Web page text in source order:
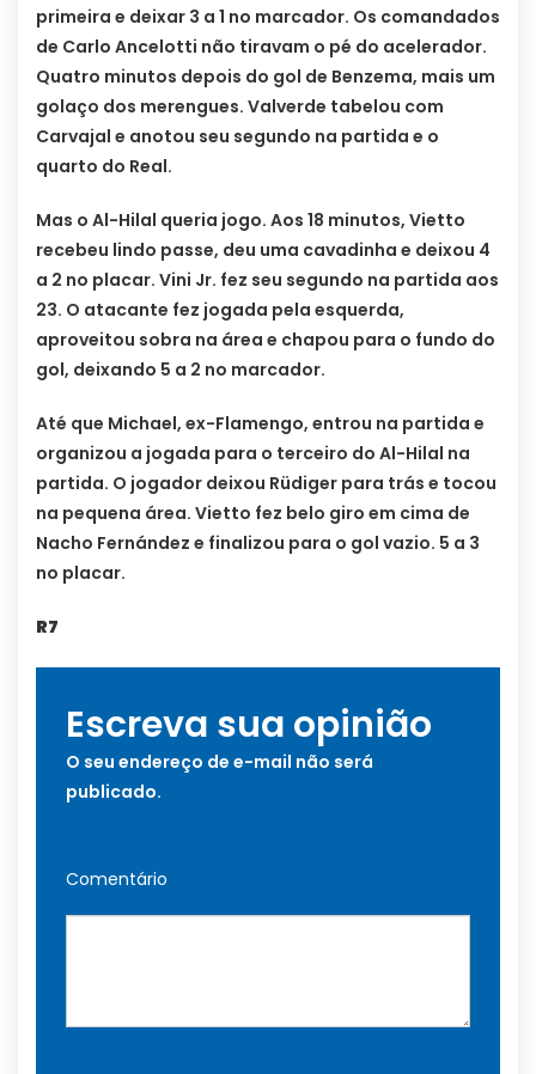
primeira e deixar 3 a 1 no marcador. Os comandados
de Carlo Ancelotti não tiravam o pé do acelerador.
Quatro minutos depois do gol de Benzema, mais um
golaço dos merengues. Valverde tabelou com
Carvajal e anotou seu segundo na partida e o
quarto do Real.
Mas o Al-Hilal queria jogo. Aos 18 minutos, Vietto
recebeu lindo passe, deu uma cavadinha e deixou 4
a 2 no placar. Vini Jr. fez seu segundo na partida aos
23. O atacante fez jogada pela esquerda,
aproveitou sobra na área e chapou para o fundo do
gol, deixando 5 a 2 no marcador.
Até que Michael, ex-Flamengo, entrou na partida e
organizou a jogada para o terceiro do Al-Hilal na
partida. O jogador deixou Rüdiger para trás e tocou
na pequena área. Vietto fez belo giro em cima de
Nacho Fernández e finalizou para o gol vazio. 5 a 3
no placar.
R7
Escreva sua opinião
O seu endereço de e-mail não será
publicado.
Comentário